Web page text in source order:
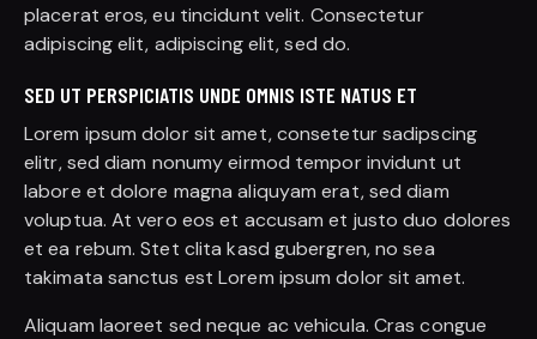
placerat eros, eu tincidunt velit. Consectetur
adipiscing elit, adipiscing elit, sed do.
SED UT PERSPICIATIS UNDE OMNIS ISTE NATUS ET
Lorem ipsum dolor sit amet, consetetur sadipscing
elitr, sed diam nonumy eirmod tempor invidunt ut
labore et dolore magna aliquyam erat, sed diam
voluptua. At vero eos et accusam et justo duo dolores
et ea rebum. Stet clita kasd gubergren, no sea
takimata sanctus est Lorem ipsum dolor sit amet.
Aliquam laoreet sed neque ac vehicula. Cras congue